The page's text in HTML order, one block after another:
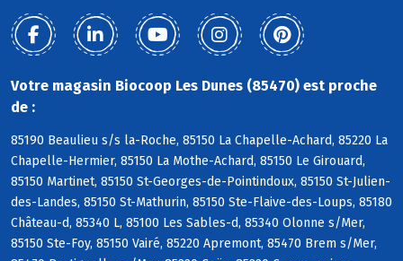
Votre magasin Biocoop Les Dunes (85470) est proche
de :
85190 Beaulieu s/s la-Roche, 85150 La Chapelle-Achard, 85220 La
Chapelle-Hermier, 85150 La Mothe-Achard, 85150 Le Girouard,
85150 Martinet, 85150 St-Georges-de-Pointindoux, 85150 St-Julien-
des-Landes, 85150 St-Mathurin, 85150 Ste-Flaive-des-Loups, 85180
Château-d, 85340 L, 85100 Les Sables-d, 85340 Olonne s/Mer,
85150 Ste-Foy, 85150 Vairé, 85220 Apremont, 85470 Brem s/Mer,